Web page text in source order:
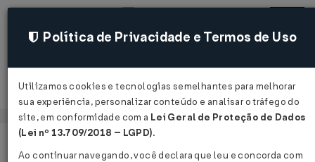
Acessar
Política de Privacidade e Termos de Uso
Utilizamos cookies e tecnologias semelhantes para melhorar
sua experiência, personalizar conteúdo e analisar o tráfego do
site, em conformidade com a Lei Geral de Proteção de Dados
(Lei nº 13.709/2018 – LGPD).
Ao continuar navegando, você declara que leu e concorda com